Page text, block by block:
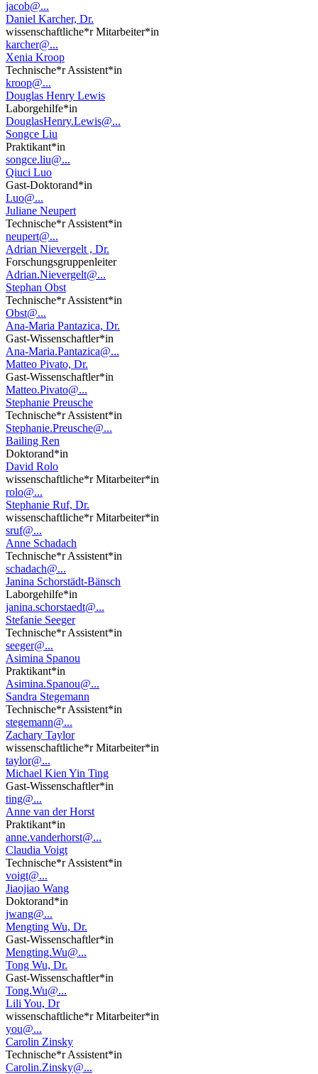
jacob@...
Daniel Karcher, Dr.
wissenschaftliche*r Mitarbeiter*in
karcher@...
Xenia Kroop
Technische*r Assistent*in
kroop@...
Douglas Henry Lewis
Laborgehilfe*in
DouglasHenry.Lewis@...
Songce Liu
Praktikant*in
songce.liu@...
Qiuci Luo
Gast-Doktorand*in
Luo@...
Juliane Neupert
Technische*r Assistent*in
neupert@...
Adrian Nievergelt , Dr.
Forschungsgruppenleiter
Adrian.Nievergelt@...
Stephan Obst
Technische*r Assistent*in
Obst@...
Ana-Maria Pantazica, Dr.
Gast-Wissenschaftler*in
Ana-Maria.Pantazica@...
Matteo Pivato, Dr.
Gast-Wissenschaftler*in
Matteo.Pivato@...
Stephanie Preusche
Technische*r Assistent*in
Stephanie.Preusche@...
Bailing Ren
Doktorand*in
David Rolo
wissenschaftliche*r Mitarbeiter*in
rolo@...
Stephanie Ruf, Dr.
wissenschaftliche*r Mitarbeiter*in
sruf@...
Anne Schadach
Technische*r Assistent*in
schadach@...
Janina Schorstädt-Bänsch
Laborgehilfe*in
janina.schorstaedt@...
Stefanie Seeger
Technische*r Assistent*in
seeger@...
Asimina Spanou
Praktikant*in
Asimina.Spanou@...
Sandra Stegemann
Technische*r Assistent*in
stegemann@...
Zachary Taylor
wissenschaftliche*r Mitarbeiter*in
taylor@...
Michael Kien Yin Ting
Gast-Wissenschaftler*in
ting@...
Anne van der Horst
Praktikant*in
anne.vanderhorst@...
Claudia Voigt
Technische*r Assistent*in
voigt@...
Jiaojiao Wang
Doktorand*in
jwang@...
Mengting Wu, Dr.
Gast-Wissenschaftler*in
Mengting.Wu@...
Tong Wu, Dr.
Gast-Wissenschaftler*in
Tong.Wu@...
Lili You, Dr
wissenschaftliche*r Mitarbeiter*in
you@...
Carolin Zinsky
Technische*r Assistent*in
Carolin.Zinsky@...